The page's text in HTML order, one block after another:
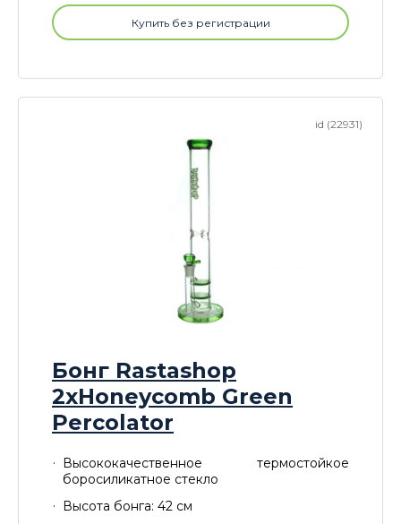
Купить без регистрации
id (22931)
Бонг Rastashop
2xHoneycomb Green
Percolator
Высококачественное термостойкое
боросиликатное стекло
Высота бонга: 42 см